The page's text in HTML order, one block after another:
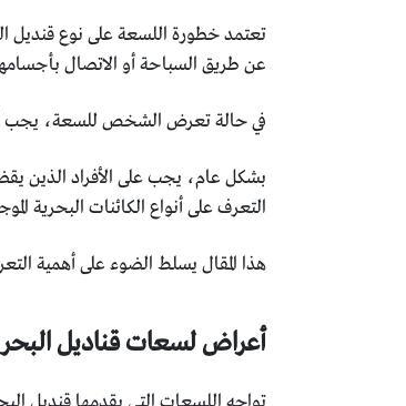
تعتمد خطورة اللسعة على نوع قنديل
عن طريق السباحة أو الاتصال
في حالة تعرض الشخص للسعة، يجب
بشكل عام، يجب على الأفراد الذين
التعرف على أنواع الكائنات البحرية
هذا المقال يسلط الضوء على أهمية
أعراض لسعات قناديل البحر